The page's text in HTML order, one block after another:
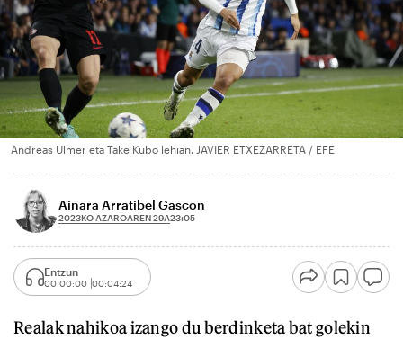
Andreas Ulmer eta Take Kubo lehian. JAVIER ETXEZARRETA / EFE
Ainara Arratibel Gascon
2023KO AZAROAREN 29A23:05
Entzun
00:00:00 00:04:24
Realak nahikoa izango du berdinketa bat golekin